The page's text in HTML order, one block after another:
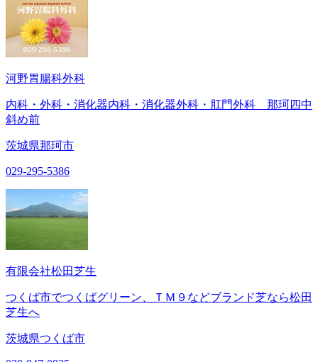
河野胃腸科外科
内科・外科・消化器内科・消化器外科・肛門外科 那珂四中
斜め前
茨城県那珂市
029-295-5386
有限会社松田芝生
つくば市でつくばグリーン、ＴＭ９などブランド芝なら松田
芝生へ
茨城県つくば市